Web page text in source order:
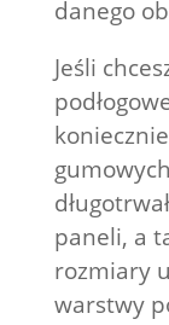
danego
Jeśli
paneli, a
rozmiary
warstwy